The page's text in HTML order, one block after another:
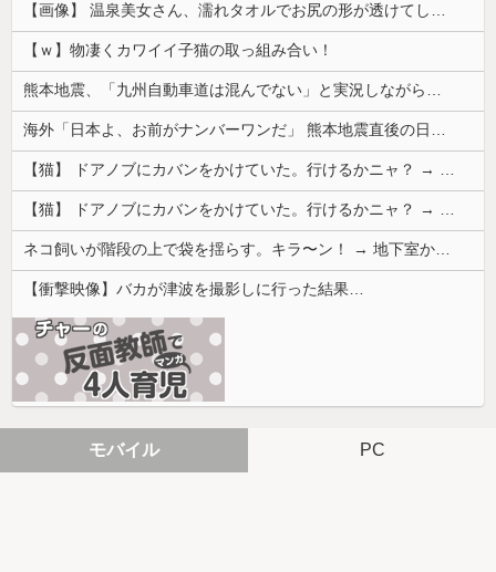
【画像】 温泉美女さん、濡れタオルでお尻の形が透けてしまう
【ｗ】物凄くカワイイ子猫の取っ組み合い！
熊本地震、「九州自動車道は混んでない」と実況しながら被災地へ向かう有名アナなどに批判殺到 全国紙記者「最新の状況をいち早く伝えることは報道機関としての責務」「情報を取り上げることには大きな意義がある」
海外「日本よ、お前がナンバーワンだ」 熊本地震直後の日本の対応のスピードに世界が衝撃
【猫】 ドアノブにカバンをかけていた。行けるかニャ？ → 猫はこうなります…
【猫】 ドアノブにカバンをかけていた。行けるかニャ？ → 猫はこうなります…
ネコ飼いが階段の上で袋を揺らす。キラ〜ン！ → 地下室からヤツが現れる…
【衝撃映像】バカが津波を撮影しに行った結果…
モバイル PC